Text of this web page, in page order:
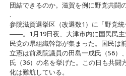
団結できるのか。滋賀を例に野党共闘
.
参院滋賀選挙区（改選数1）に「野党
――。1月19日夜、大津市内に国民民主
民党の県組織幹部が集まった。国民は
立憲は前衆院議員の田島一成氏（56）
氏（36）の名を挙げた。この日も共闘
化は難航している。